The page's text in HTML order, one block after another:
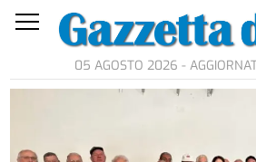
05 AGOSTO 2026 -